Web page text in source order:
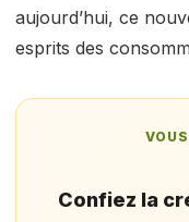
aujourd’hui, ce
esprits des
Confiez la